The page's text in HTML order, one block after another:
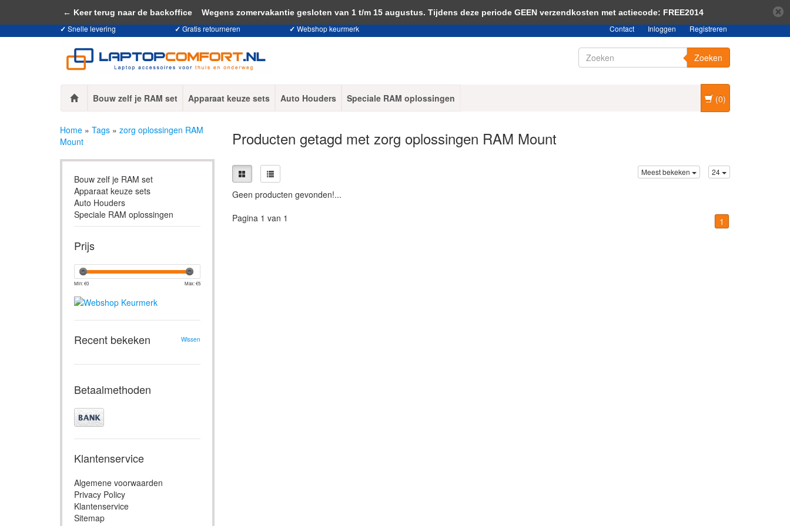
✓ Snelle levering ✓ Gratis retourneren ✓ Webshop keurmerk Contact Inloggen Registreren
Zoeken
Bouw zelf je RAM set Apparaat keuze sets Auto Houders Speciale RAM oplossingen (0)
Home » Tags » zorg oplossingen RAM
Mount
Bouw zelf je RAM set
Apparaat keuze sets
Auto Houders
Speciale RAM oplossingen
Prijs
Min: €0 Max: €5
Recent bekeken Wissen
Betaalmethoden
Klantenservice
Algemene voorwaarden
Privacy Policy
Klantenservice
Sitemap
Producten getagd met zorg oplossingen RAM Mount
Meest bekeken 24
Geen producten gevonden!...
Pagina 1 van 1
1
Door het gebruiken van onze website, ga je akkoord met het gebruik van cookies om onze website te verbeteren. Dit bericht verbergen Meer over cookies »
← Keer terug naar de backoffice Wegens zomervakantie gesloten van 1 t/m 15 augustus. Tijdens deze periode GEEN verzendkosten met actiecode: FREE2014